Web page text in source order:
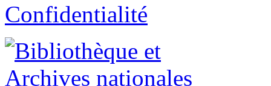
Confidentialité